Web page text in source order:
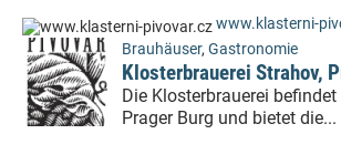
www.klasterni-
Brauhäuser, Gastronomie
Klosterbrauerei Strahov,
Die Klosterbrauerei
Prager Burg und bietet die...